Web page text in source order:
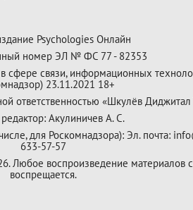
Psychologies Онлайн
номер ЭЛ № ФС 77 - 82353
сфере связи, информационных
23.11.2021 18+
ответственностью «Шкулёв
Акулиничев А. С.
для Роскомнадзора): Эл. почта:
633-57-57
Любое воспроизведение материалов
воспрещается.